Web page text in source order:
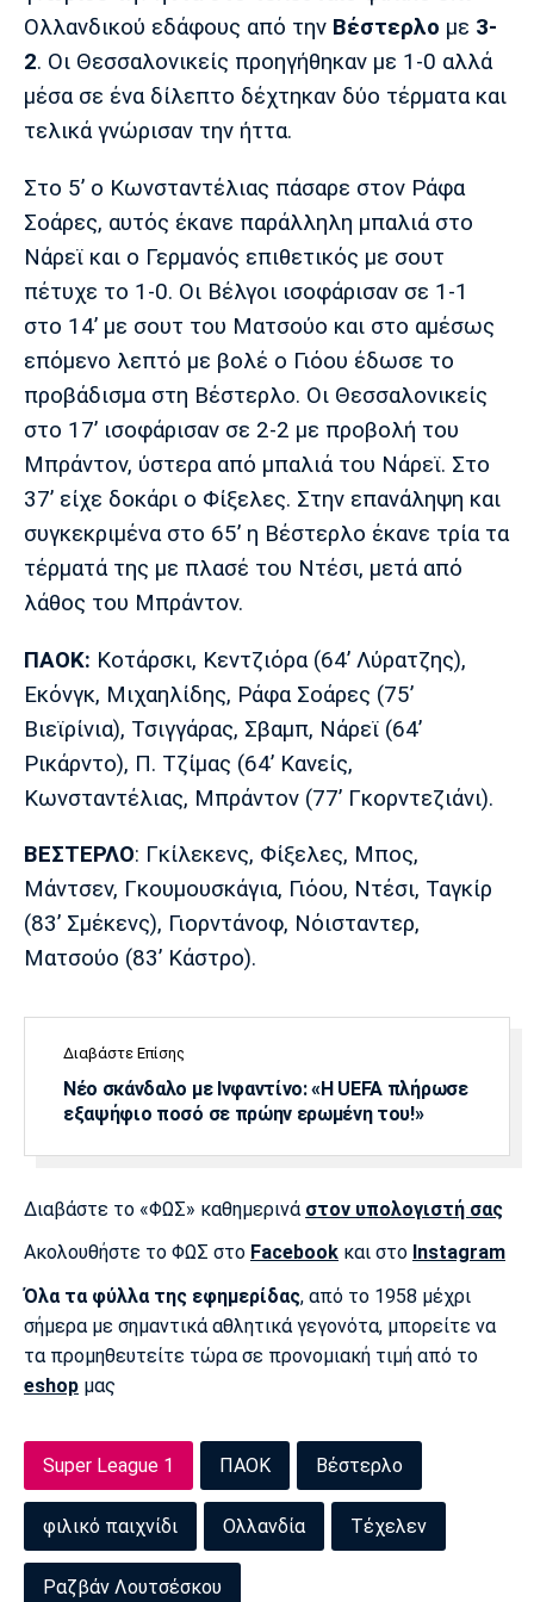
Πολιτισμός
Τραγούδια
Cine Spot
Running
Media
Παρασκήνιο
Πρόγραμμα TV
Ιωνικός Κηφισιά Πανσερραϊκός
Μπαρτσελόνα
Ρεάλ
Μαδρίτης
Ατλέτικο
Μαδρίτης
Μάντσεστερ
Γιουνάιτεντ
Τσέλσι Άρσεναλ
Λίβερπουλ
Μάντσεστερ
Σίτι
Γιουβέντους
Μίλαν Μπάγερν
Μονακό
Ερυθρός
Πόρτο Μπενφίκα
Ολλανδικού εδάφους από την Βέστερλο με 3-
2. Οι Θεσσαλονικείς προηγήθηκαν με 1-0 αλλά
μέσα σε ένα δίλεπτο δέχτηκαν δύο τέρματα και
τελικά γνώρισαν την ήττα.
Στο 5’ ο Κωνσταντέλιας πάσαρε στον Ράφα
Σοάρες, αυτός έκανε παράλληλη μπαλιά στο
Νάρεϊ και ο Γερμανός επιθετικός με σουτ
πέτυχε το 1-0. Οι Βέλγοι ισοφάρισαν σε 1-1
στο 14’ με σουτ του Ματσούο και στο αμέσως
επόμενο λεπτό με βολέ ο Γιόου έδωσε το
προβάδισμα στη Βέστερλο. Οι Θεσσαλονικείς
στο 17’ ισοφάρισαν σε 2-2 με προβολή του
Μπράντον, ύστερα από μπαλιά του Νάρεϊ. Στο
37’ είχε δοκάρι ο Φίξελες. Στην επανάληψη και
συγκεκριμένα στο 65’ η Βέστερλο έκανε τρία τα
τέρματά της με πλασέ του Ντέσι, μετά από
λάθος του Μπράντον.
ΠΑΟΚ: Κοτάρσκι, Κεντζιόρα (64’ Λύρατζης),
Εκόνγκ, Μιχαηλίδης, Ράφα Σοάρες (75’
Βιεϊρίνια), Τσιγγάρας, Σβαμπ, Νάρεϊ (64’
Ρικάρντο), Π. Τζίμας (64’ Κανείς,
Κωνσταντέλιας, Μπράντον (77’ Γκορντεζιάνι).
ΒΕΣΤΕΡΛΟ: Γκίλεκενς, Φίξελες, Μπος,
Μάντσεν, Γκουμουσκάγια, Γιόου, Ντέσι, Ταγκίρ
(83’ Σμέκενς), Γιορντάνοφ, Νόισταντερ,
Ματσούο (83’ Κάστρο).
Διαβάστε Επίσης
Νέο σκάνδαλο με Ινφαντίνο: «Η UEFA πλήρωσε
εξαψήφιο ποσό σε πρώην ερωμένη του!»
Διαβάστε το «ΦΩΣ» καθημερινά στον υπολογιστή σας
Ακολουθήστε το ΦΩΣ στο Facebook και στο Instagram
Όλα τα φύλλα της εφημερίδας, από το 1958 μέχρι
σήμερα με σημαντικά αθλητικά γεγονότα, μπορείτε να
τα προμηθευτείτε τώρα σε προνομιακή τιμή από το
eshop μας
Super League 1 ΠΑΟΚ Βέστερλο
φιλικό παιχνίδι Ολλανδία Τέχελεν
Ραζβάν Λουτσέσκου